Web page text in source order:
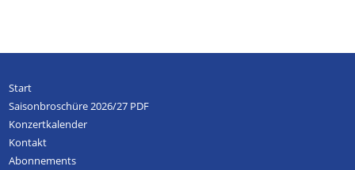
Programmarchiv
Start
Saisonbroschüre 2026/27 PDF
Konzertkalender
Kontakt
Abonnements